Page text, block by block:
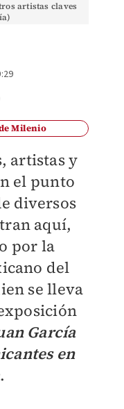
artistas claves
Milenio
artistas y
el punto
diversos
aquí,
por la
del
se lleva
García
en
.